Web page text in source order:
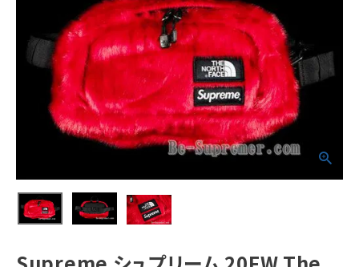
Supreme シュプ
スフェイスフォー
トバッグ レッド
NEW ITEMS